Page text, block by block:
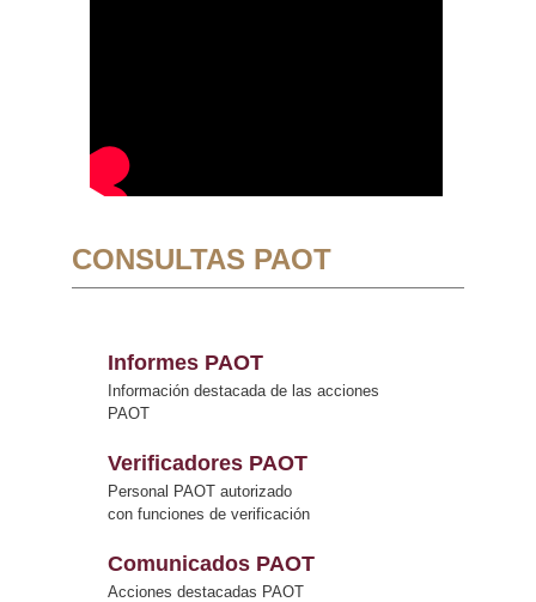
CONSULTAS PAOT
Informes PAOT
Información destacada de las acciones
PAOT
Verificadores PAOT
Personal PAOT autorizado
con funciones de verificación
Comunicados PAOT
Acciones destacadas PAOT